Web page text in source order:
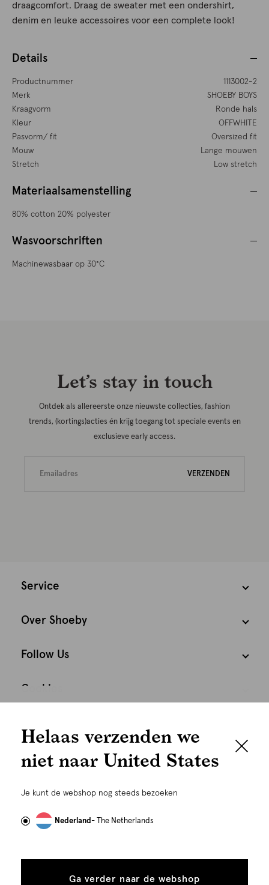
graag persoonlijk
gebruiken wij cookies en daarmee vergelijkbare
om advertenties te personaliseren...
tonen
draagcomfort. Draag de sweater met een ondershirt,
denim en leuke accessoires voor een complete look!
Details
Productnummer
1113002-2
Merk
SHOEBY BOYS
Kraagvorm
Ronde hals
Kleur
OFFWHITE
Pasvorm/ fit
Oversized fit
Mouw
Lange mouwen
Stretch
Low stretch
Materiaalsamenstelling
80% cotton 20% polyester
Wasvoorschriften
Machinewasbaar op 30°C
Let’s stay in touch
Ontdek als allereerste onze nieuwste collecties, fashion
trends, (kortings)acties én krijg toegang tot speciale events en
exclusieve early access.
VERZENDEN
Service
Over Shoeby
Follow Us
Cookies
Helaas verzenden we
niet naar United States
Je kunt de webshop nog steeds bezoeken
Nederland- The Netherlands
Ga verder naar de webshop